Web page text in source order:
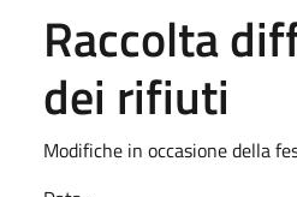
Raccolta
dei rifiuti
Modifiche in occasione della